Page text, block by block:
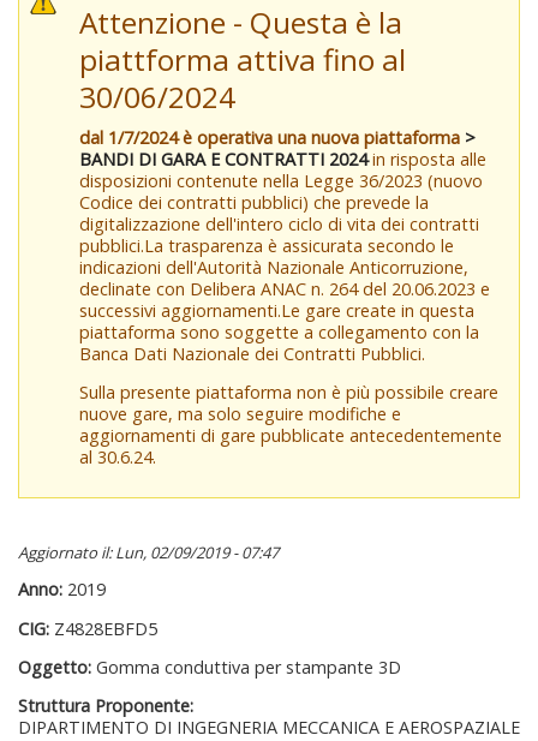
Attenzione - Questa è la
piattforma attiva fino al
30/06/2024
dal 1/7/2024 è operativa una nuova piattaforma >
BANDI DI GARA E CONTRATTI 2024in risposta alle
disposizioni contenute nella Legge 36/2023 (nuovo
Codice dei contratti pubblici) che prevede la
digitalizzazione dell'intero ciclo di vita dei contratti
pubblici.La trasparenza è assicurata secondo le
indicazioni dell'Autorità Nazionale Anticorruzione,
declinate con Delibera ANAC n. 264 del 20.06.2023 e
successivi aggiornamenti.Le gare create in questa
piattaforma sono soggette a collegamento con la
Banca Dati Nazionale dei Contratti Pubblici.
Sulla presente piattaforma non è più possibile creare
nuove gare, ma solo seguire modifiche e
aggiornamenti di gare pubblicate antecedentemente
al 30.6.24.
Aggiornato il: Lun, 02/09/2019 - 07:47
Anno: 2019
CIG: Z4828EBFD5
Oggetto: Gomma conduttiva per stampante 3D
Struttura Proponente:
DIPARTIMENTO DI INGEGNERIA MECCANICA E AEROSPAZIALE